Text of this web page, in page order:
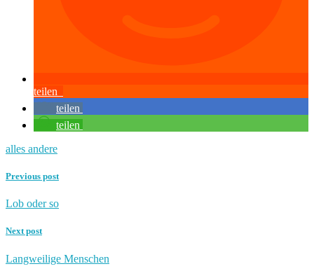
teilen
teilen
teilen
alles andere
Previous post
Lob oder so
Next post
Langweilige Menschen